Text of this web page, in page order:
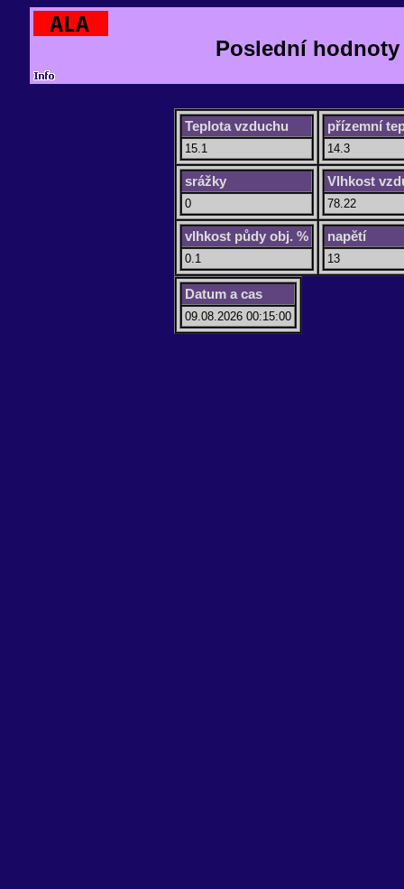
Poslední
Teplota vzduchu
15.1
přízemní
14.3
srážky
0
Vlhkost
78.22
vlhkost půdy obj. %
0.1
napětí
13
Datum a cas
09.08.2026 00:15:00